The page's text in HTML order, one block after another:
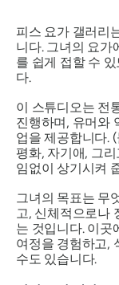
피스 요가 갤러리
니다. 그녀의 요가
를 쉽게 접할 수
다.
이 스튜디오는 전
진행하며, 유머와
업을 제공합니다.
평화, 자기애, 그
임없이 상기시켜
그녀의 목표는 무
고, 신체적으로나
는 것입니다. 이곳
여정을 경험하고,
수도 있습니다.